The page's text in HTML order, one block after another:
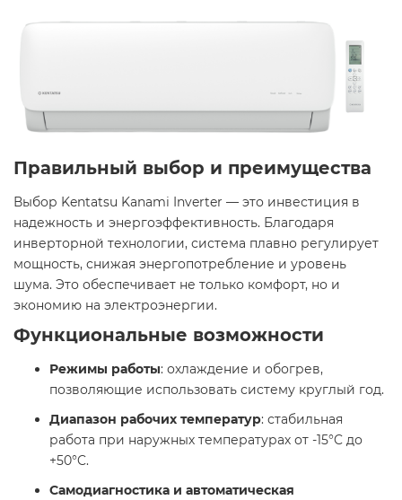
Правильный выбор и преимущества
Выбор Kentatsu Kanami Inverter — это инвестиция в
надежность и энергоэффективность. Благодаря
инверторной технологии, система плавно регулирует
мощность, снижая энергопотребление и уровень
шума. Это обеспечивает не только комфорт, но и
экономию на электроэнергии.​
Функциональные возможности
Режимы работы: охлаждение и обогрев,
позволяющие использовать систему круглый год.​
Диапазон рабочих температур: стабильная
работа при наружных температурах от -15°C до
+50°C.​
Самодиагностика и автоматическая